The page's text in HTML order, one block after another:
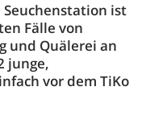
ist
Fälle von
und Quälerei an
junge,
vor dem TiKo